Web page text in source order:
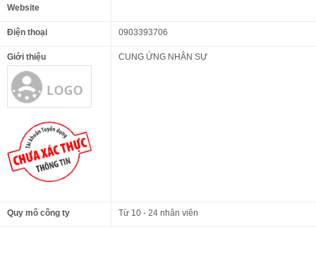
Website
Điện thoại 0903393706
Giới thiệu CUNG ỨNG NHÂN SỰ
Quy mô công ty Từ 10 - 24 nhân viên